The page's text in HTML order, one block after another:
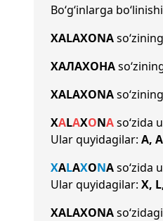
Bo‘g‘inlarga
XALAXONA
ХАЛАХОНА
XALAXONA
XALAXONAso‘zida
Ular quyidagilar: A,
XALAXONAso‘zida
Ular quyidagilar: X,
XALAXONA